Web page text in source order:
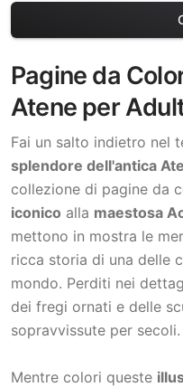
Pagine da
Atene per
Fai un salto indietro nel
splendore dell'antica
collezione di pagine da
iconico alla maestosa
mettono in mostra le
ricca storia di una delle
mondo. Perditi nei
dei fregi ornati e delle
sopravvissute per secoli.
Mentre colori queste